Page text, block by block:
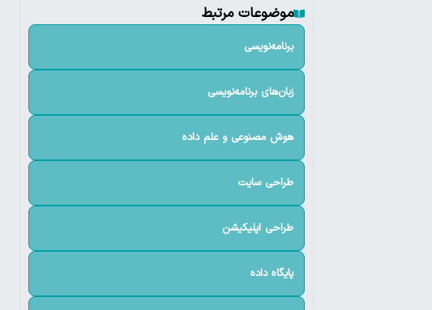
موضوعات مرتبط
برنامه‌نویسی
زبان‌های برنامه‌نویسی
هوش مصنوعی و علم داده
طراحی سایت
طراحی اپلیکیشن
پایگاه داده